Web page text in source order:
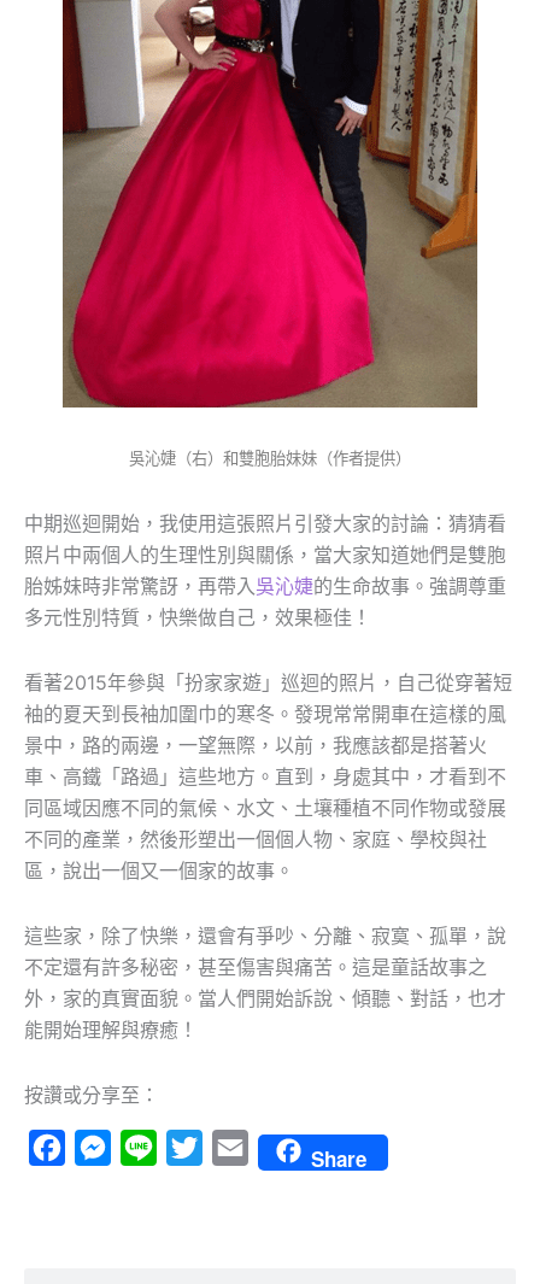
吳沁婕（右）和雙胞胎妹妹（作者提供）
中期巡迴開始，我使用這張照片引發大家的討論：猜猜看
照片中兩個人的生理性別與關係，當大家知道她們是雙胞
胎姊妹時非常驚訝，再帶入 吳沁婕的生命故事。強調尊重
多元性別特質，快樂做自己，效果極佳！
看著2015年參與「扮家家遊」巡迴的照片，自己從穿著短
袖的夏天到長袖加圍巾的寒冬。發現常常開車在這樣的風
景中，路的兩邊，一望無際，以前，我應該都是搭著火
車、高鐵「路過」這些地方。直到，身處其中，才看到不
同區域因應不同的氣候、水文、土壤種植不同作物或發展
不同的產業，然後形塑出一個個人物、家庭、學校與社
區，說出一個又一個家的故事。
這些家，除了快樂，還會有爭吵、分離、寂寞、孤單，說
不定還有許多秘密，甚至傷害與痛苦。這是童話故事之
外，家的真實面貌。當人們開始訴說、傾聽、對話，也才
能開始理解與療癒！
按讚或分享至：
FacebookMessenger
Line TwitterEmail Share